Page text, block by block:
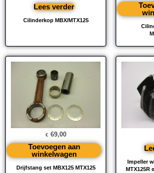
Cilinderkop MBX/MTX125
Lees verder
Drijfstang set MBX125 MTX125
€ 69,00
Toevoegen aan
winkelwagen
Impeller
MTX125R